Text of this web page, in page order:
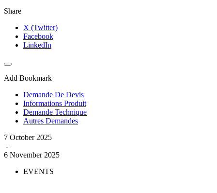
Share
X (Twitter)
Facebook
LinkedIn
Add Bookmark
Demande De Devis
Informations Produit
Demande Technique
Autres Demandes
7 October 2025
-
6 November 2025
EVENTS